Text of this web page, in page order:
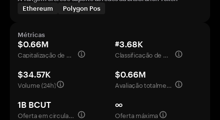
Ethereum
Polygon Pos
Métricas
$0.66M
Capitalização de mercado
#3.68K
Classificação de mercado
$34.57K
Volume (24h)
$0.66M
Avaliação totalmente diluída
1B BCUT
Oferta em circulação
∞
Oferta máxima